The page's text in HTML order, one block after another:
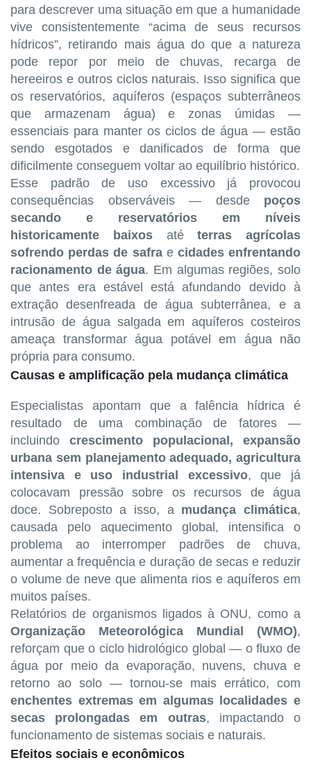
para descrever uma situação em que a humanidade
vive consistentemente “acima de seus recursos
hídricos”, retirando mais água do que a natureza
pode repor por meio de chuvas, recarga de
hereeiros e outros ciclos naturais. Isso significa que
os reservatórios, aquíferos (espaços subterrâneos
que armazenam água) e zonas úmidas —
essenciais para manter os ciclos de água — estão
sendo esgotados e danificados de forma que
dificilmente conseguem voltar ao equilíbrio histórico.
Esse padrão de uso excessivo já provocou
consequências observáveis — desde poços
secando e reservatórios em níveis
historicamente baixosatéterras agrícolas
sofrendo perdas de safrae cidades enfrentando
racionamento de água. Em algumas regiões, solo
que antes era estável está afundando devido à
extração desenfreada de água subterrânea, e a
intrusão de água salgada em aquíferos costeiros
ameaça transformar água potável em água não
própria para consumo.
Causas e amplificação pela mudança climática
Especialistas apontam que a falência hídrica é
resultado de uma combinação de fatores —
incluindo crescimento populacional, expansão
urbana sem planejamento adequado, agricultura
intensiva e uso industrial excessivo, que já
colocavam pressão sobre os recursos de água
doce. Sobreposto a isso, a mudança climática,
causada pelo aquecimento global, intensifica o
problema ao interromper padrões de chuva,
aumentar a frequência e duração de secas e reduzir
o volume de neve que alimenta rios e aquíferos em
muitos países.
Relatórios de organismos ligados à ONU, como a
Organização Meteorológica Mundial (WMO),
reforçam que o ciclo hidrológico global — o fluxo de
água por meio da evaporação, nuvens, chuva e
retorno ao solo — tornou-se mais errático, com
enchentes extremas em algumas localidades e
secas prolongadas em outras, impactando o
funcionamento de sistemas sociais e naturais.
Efeitos sociais e econômicos